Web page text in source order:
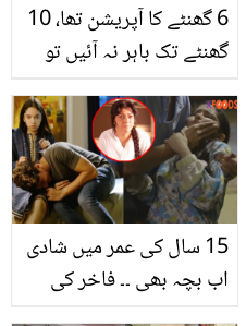
6 گھنٹے کا آپریشن تھا، 10
گھنٹے تک باہر نہ آئیں تو
کینسر ہوا تو بچوں نے ماں
کو کیسے سنبھالا ؟ بات
کرتے ہوئے بیٹی کی آنکھوں
میں آنسو آگئے
15 سال کی عمر میں شادی
اب بچہ بھی ۔۔ فاخر کی